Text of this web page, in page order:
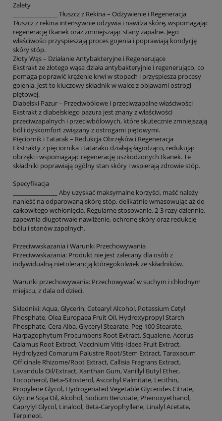
Zalety
_______________ Tłuszcz z Rekina – Odżywienie i Regeneracja
Tłuszcz z rekina intensywnie odżywia i nawilża skórę, wspomagając
regenerację tkanek oraz zmniejszając stany zapalne. Jego
właściwości przyspieszają proces gojenia i poprawiają kondycję
skóry stóp.
Złoty Wąs – Działanie Antybakteryjne i Regenerujące
Ekstrakt ze złotego wąsa działa antybakteryjnie i regenerująco, co
pomaga poprawić krążenie krwi w stopach i przyspiesza procesy
gojenia. Jest to kluczowy składnik w walce z objawami ostrogi
piętowej.
Diabelski Pazur – Przeciwbólowe i przeciwzapalne właściwości
Ekstrakt z diabelskiego pazura jest znany z właściwości
przeciwzapalnych i przeciwbólowych, które skutecznie zmniejszają
ból i dyskomfort związany z ostrogami piętowymi.
Pięciornik i Tatarak – Redukcja Obrzęków i Regeneracja
Ekstrakty z pięciornika i tataraku działają łagodząco, redukując
obrzęki i wspomagając regenerację uszkodzonych tkanek. Te
składniki poprawiają ogólny stan skóry i wspierają zdrowie stóp.
Specyfikacja
_______________ Aby uzyskać maksymalne korzyści, maść należy
nanieść na odparowaną skórę stóp, delikatnie wmasowując aż do
całkowitego wchłonięcia. Regularne stosowanie, 2-3 razy dziennie,
zapewnia długotrwałe nawilżenie, ochronę skóry oraz redukcję
bólu i stanów zapalnych.
Przeciwwskazania i Warunki Przechowywania
Przeciwwskazania: Produkt nie jest zalecany dla osób z
indywidualną nietolerancją któregokolwiek ze składników.
Warunki przechowywania: Przechowywać w suchym i chłodnym
miejscu, z dala od dzieci.
Składniki: Aqua, Glycerin, Cetearyl Alcohol, Potassium Cetyl
Phosphate, Olea Europaea Fruit Oil, Hydroxypropyl Starch
Phosphate, Cera Alba, Glyceryl Stearate, Peg-100 Stearate,
Harpagophytum Procumbens Root Extract, Squalene, Acorus
Calamus Root Extract, Vaccinium Vitis-Idaea Fruit Extract,
Hydrolyzed Comarum Palustre Root/Stem Extract, Taraxacum
Officinale Rhizome/Root Extract, Callisia Fragrans Extract,
Lavandula Oil/Extract, Xanthan Gum, Vanillyl Butyl Ether,
Tocopherol, Beta-Sitosterol, Ascorbyl Palmitate, Lecithin,
Propylene Glycol, Hydrogenated Vegetable Glycerides Citrate,
Glycine Soja Oil, Alcohol, Sodium Benzoate, Phenoxyethanol,
Caprylyl Glycol, Linalool, Beta-Caryophyllene, Linalyl Acetate,
Terpineol.